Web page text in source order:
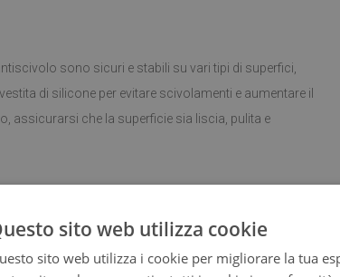
sono sicuri e stabili su vari tipi di superfici,
di silicone per evitare scivolamenti e aumentare il
assicurarsi che la superficie sia liscia, pulita e
facile la pulizia e il mantenimento dell'igiene del
tappeto si adatta a qualsiasi stanza. Si abbina
sito web utilizza cookie
sito web utilizza i cookie per migliorare la tua